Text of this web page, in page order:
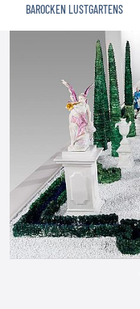
BAROCKEN LUSTGARTENS